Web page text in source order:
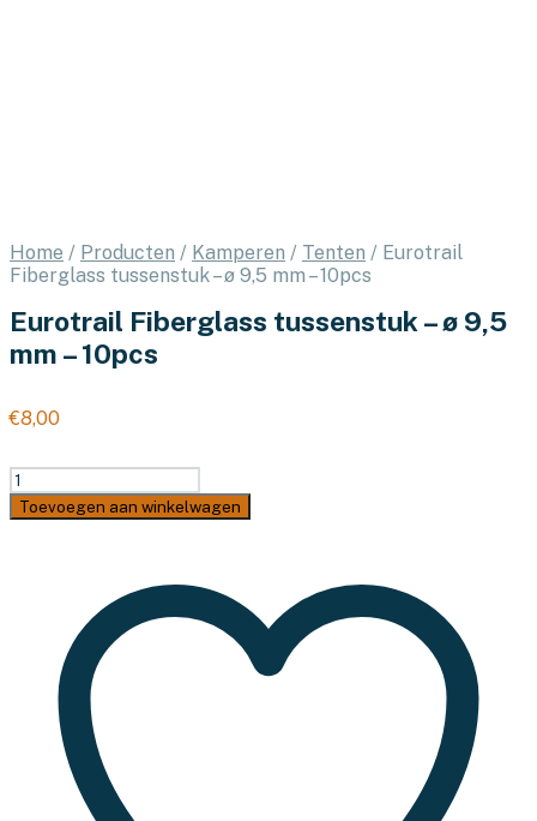
Home / Producten / Kamperen / Tenten / Eurotrail
Fiberglass tussenstuk – ø 9,5 mm – 10pcs
Eurotrail Fiberglass tussenstuk – ø 9,5
mm – 10pcs
€8,00
Eurotrail
Fiberglass
tussenstuk
aantal
Toevoegen aan winkelwagen